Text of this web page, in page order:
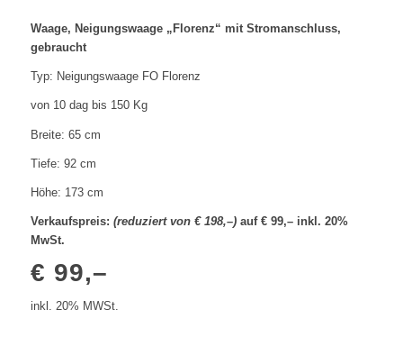
Waage, Neigungswaage „Florenz“ mit Stromanschluss,
gebraucht
Typ: Neigungswaage FO Florenz
von 10 dag bis 150 Kg
Breite: 65 cm
Tiefe: 92 cm
Höhe: 173 cm
Verkaufspreis: (reduziert von € 198,–)auf € 99,– inkl. 20%
MwSt.
€ 99,–
inkl. 20% MWSt.